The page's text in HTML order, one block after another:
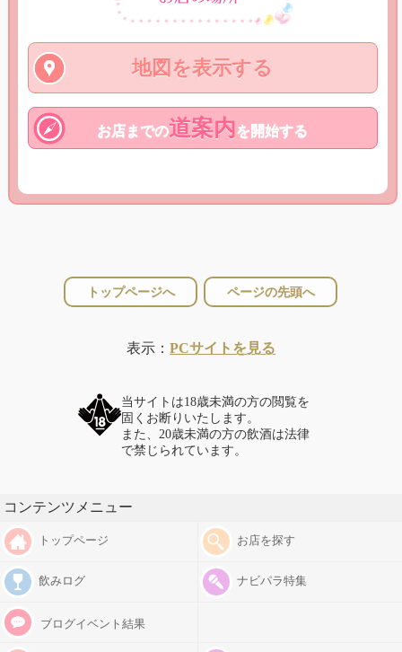
地図を表示する
お店までの道案内を開始する
トップページへ ページの先頭へ
表示： PCサイトを見る
当サイトは18歳未満の方の閲覧を
固くお断りいたします。
また、20歳未満の方の飲酒は法律
で禁じられています。
コンテンツメニュー
トップページ お店を探す
飲みログ ナビパラ特集
ブログイベント結果